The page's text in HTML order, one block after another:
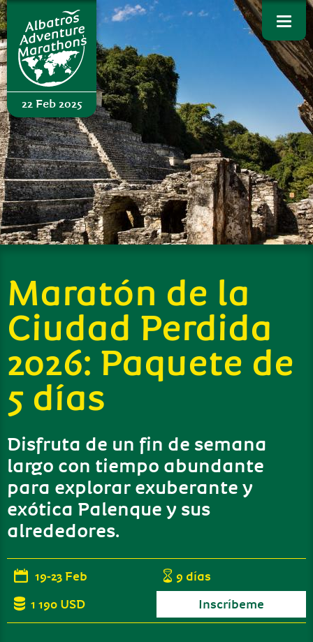
Skip to
main
22 Feb 2025
Maratón de la
Ciudad Perdida
2026: Paquete de
5 días
Disfruta de un fin de semana
largo con tiempo abundante
para explorar exuberante y
exótica Palenque y sus
alrededores.
19-23 Feb
9 días
1 190 USD
Inscríbeme